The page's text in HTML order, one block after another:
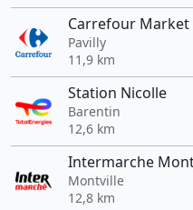
Carrefour Market
Pavilly
11,9 km
Station Nicolle
Barentin
12,6 km
Intermarche
Montville
12,8 km